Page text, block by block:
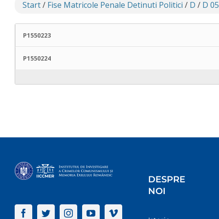
Start/ Fise Matricole Penale Detinuti Politici / D / D
P1550223
P1550224
DESPRE
NOI